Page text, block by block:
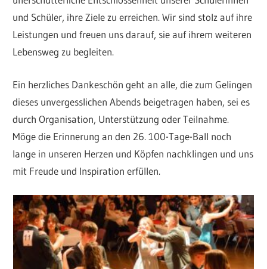
und Schüler, ihre Ziele zu erreichen. Wir sind stolz auf ihre
Leistungen und freuen uns darauf, sie auf ihrem weiteren
Lebensweg zu begleiten.
Ein herzliches Dankeschön geht an alle, die zum Gelingen
dieses unvergesslichen Abends beigetragen haben, sei es
durch Organisation, Unterstützung oder Teilnahme.
Möge die Erinnerung an den 26. 100-Tage-Ball noch
lange in unseren Herzen und Köpfen nachklingen und uns
mit Freude und Inspiration erfüllen.